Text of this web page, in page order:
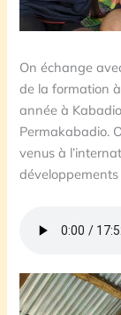
On échange
de la formation
année à
Permakabadio.
venus à